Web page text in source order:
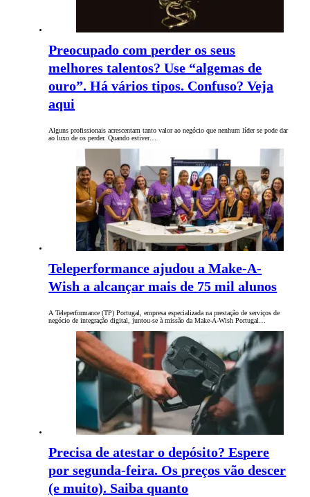
Preocupado com perder os seus
melhores talentos? Use “algemas de
ouro”. Há vários tipos. Confuso? Veja
aqui
Alguns profissionais acrescentam tanto valor ao negócio que nenhum líder se pode dar
ao luxo de os perder. Quando estiver…
Teleperformance ajudou a Make-A-
Wish a alcançar mais de 75 mil alunos
A Teleperformance (TP) Portugal, empresa especializada na prestação de serviços de
negócio de integração digital, juntou-se à missão da Make-A-Wish Portugal…
Precisa de atestar o depósito? Espere
por segunda-feira. Os preços vão descer
(e muito). Saiba quanto